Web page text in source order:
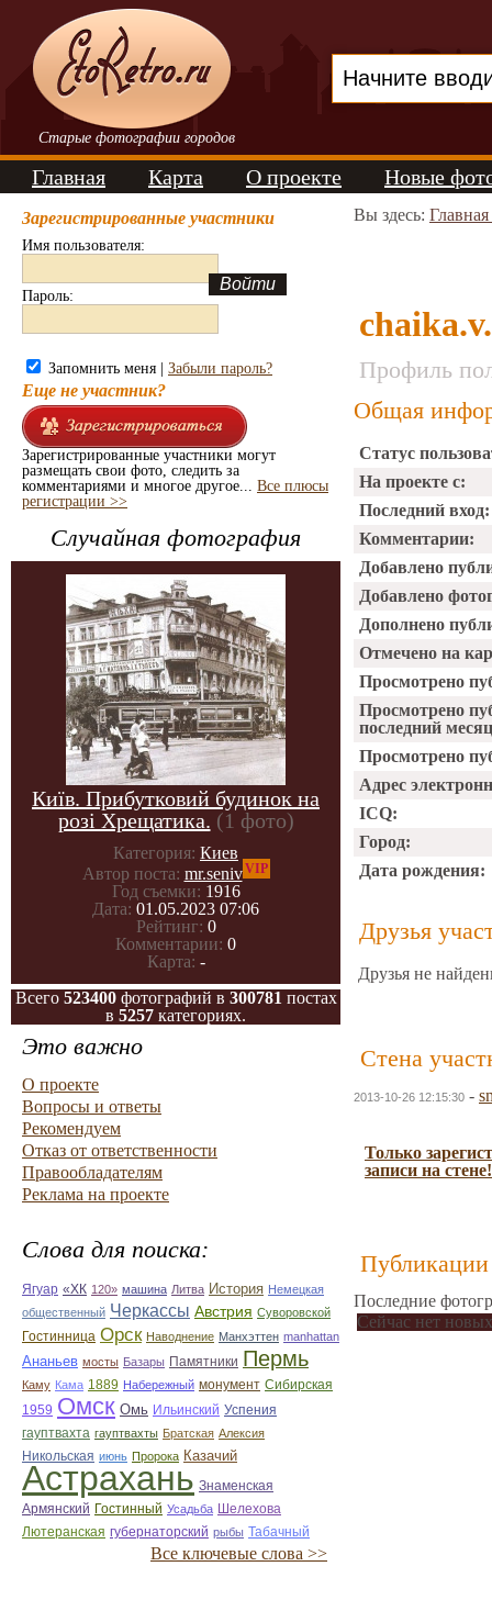
Старые фотографии городов
Главная Карта О проекте Новые
Зарегистрированные участники
Имя пользователя:
Пароль:
Запомнить меня | Забыли пароль?
Еще не участник?
Зарегистрированные участники могут
размещать свои фото, следить за
комментариями и многое другое... Все плюсы
регистрации >>
Случайная фотография
Київ. Прибутковий будинок на
розі Хрещатика. (1 фото)
Категория: Киев
Автор поста: mr.senivVIP
Год съемки: 1916
Дата: 01.05.2023 07:06
Рейтинг: 0
Комментарии: 0
Карта: -
Всего 523400фотографий в 300781 постах
в 5257 категориях.
Это важно
О проекте
Вопросы и ответы
Рекомендуем
Отказ от ответственности
Правообладателям
Реклама на проекте
Слова для поиска:
Ягуар «ХК 120» машина Литва История Немецкая
общественный Черкассы Австрия Суворовской
Гостинница Орск Наводнение Манхэттен manhattan
Ананьев мосты Базары Памятники Пермь
Каму Кама 1889 Набережный монумент Сибирская
1959 Омск Омь Ильинский Успения
гауптвахта гауптвахты Братская Алексия
Никольская июнь Пророка Казачий
Астрахань Знаменская
Армянский Гостинный Усадьба
Шелехова
Лютеранская губернаторский рыбы Табачный
Все ключевые слова >>
Вы здесь:
Профиль
Общая
Статус
На проекте с:
Последний вход:
Комментарии:
Добавлено
Добавлено
Дополнено
Отмечено на
Просмотрено
Просмотрено
последний
Просмотрено
Адрес
ICQ:
Город:
Дата рождения:
Друзья
Друзья не
Стена
2013-10-26 12:15:30 -
Только
записи на стене!
Публикации
Последние
Сейчас нет